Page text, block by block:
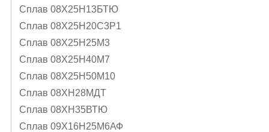
Сплав 08Х25Н13БТЮ
Сплав 08Х25Н20С3Р1
Сплав 08Х25Н25М3
Сплав 08Х25Н40М7
Сплав 08Х25Н50М10
Сплав 08ХН28МДТ
Сплав 08ХН35ВТЮ
Сплав 09Х16Н25М6АФ